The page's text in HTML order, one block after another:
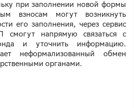
при заполнении новой формы
взносам могут возникнуть
его заполнения, через сервис
смогут напрямую связаться с
и уточнить информацию.
неформализованный обмен
органами.